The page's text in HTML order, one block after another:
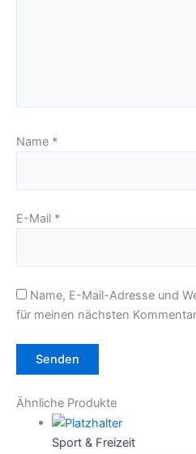
Name *
E-Mail *
Name, E-Mail-Adresse und
für meinen nächsten
Ähnliche Produkte
Sport & Freizeit